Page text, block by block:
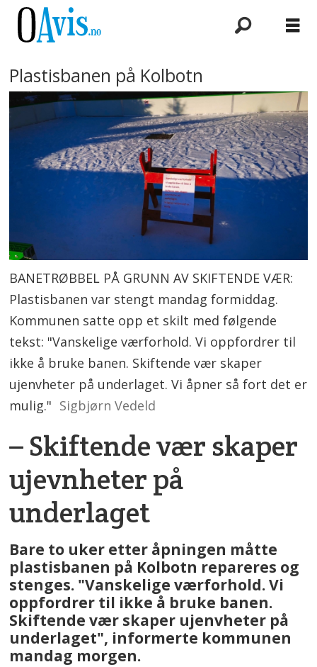
Plastisbanen på Kolbotn
BANETRØBBEL PÅ GRUNN AV SKIFTENDE VÆR:
Plastisbanen var stengt mandag formiddag.
Kommunen satte opp et skilt med følgende
tekst: "Vanskelige værforhold. Vi oppfordrer til
ikke å bruke banen. Skiftende vær skaper
ujenvheter på underlaget. Vi åpner så fort det er
mulig." Sigbjørn Vedeld
– Skiftende vær skaper
ujevnheter på
underlaget
Bare to uker etter åpningen måtte
plastisbanen på Kolbotn repareres og
stenges. "Vanskelige værforhold. Vi
oppfordrer til ikke å bruke banen.
Skiftende vær skaper ujenvheter på
underlaget", informerte kommunen
mandag morgen.